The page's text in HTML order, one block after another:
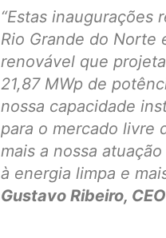
“Estas inaugurações
Rio Grande do Norte
renovável que
21,87 MWp de
nossa capacidade
para o mercado livre
mais a nossa
à energia limpa e
Gustavo Ribeiro,